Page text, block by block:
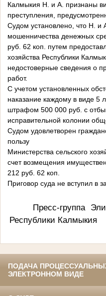
Калмыкия Н. и А. признаны
преступления,
Судом установлено, что Н.
мошенничества денежных
руб. 62 коп. путем
хозяйства Республики
недостоверные сведения о
работ.
С учетом установленных
наказание каждому в виде 5
штрафом 500 000 руб. с
исправительной колонии
Судом удовлетворен
пользу
Министерства сельского
счет возмещения
212 руб. 62 коп.
Приговор суда не вступил в
Пресс-группа
Республики
ПОДАЧА
ЭЛЕКТРОННОМ ВИДЕ